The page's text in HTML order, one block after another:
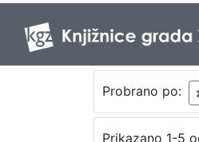
Probrano po:
Prikazano 1-5